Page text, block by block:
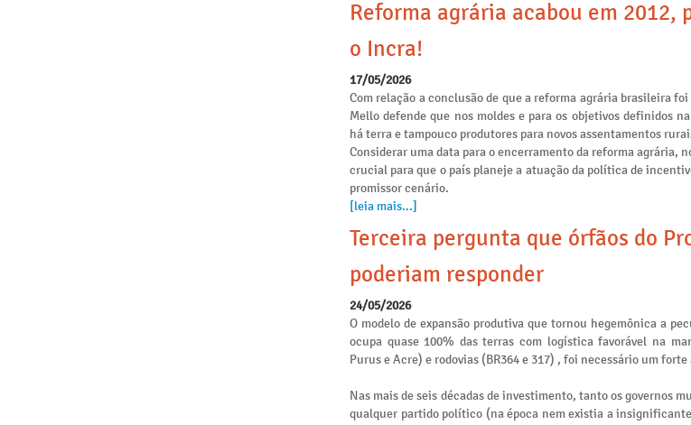
Reforma agrária acabou em 2012,
o Incra!
17/05/2026
Com relação a conclusão de que a reforma agrária brasileira
Mello defende que nos moldes e para os objetivos definidos
há terra e tampouco produtores para novos assentamentos
Considerar uma data para o encerramento da reforma agrária,
crucial para que o país planeje a atuação da política de
promissor cenário.
[leia mais...]
Terceira pergunta que órfãos do
poderiam responder
24/05/2026
O modelo de expansão produtiva que tornou hegemônica a
ocupa quase 100% das terras com logística favorável na
Purus e Acre) e rodovias (BR364 e 317) , foi necessário um
Nas mais de seis décadas de investimento, tanto os governos
qualquer partido político (na época nem existia a